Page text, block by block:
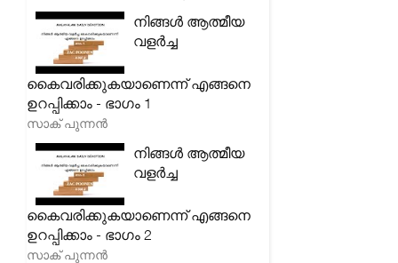
നിങ്ങൾ ആത്മീയ
വളർച്ച
കൈവരിക്കുകയാണെന്ന് എങ്ങനെ
ഉറപ്പിക്കാം - ഭാഗം 1
സാക് പുന്നൻ
നിങ്ങൾ ആത്മീയ
വളർച്ച
കൈവരിക്കുകയാണെന്ന് എങ്ങനെ
ഉറപ്പിക്കാം - ഭാഗം 2
സാക് പുന്നൻ